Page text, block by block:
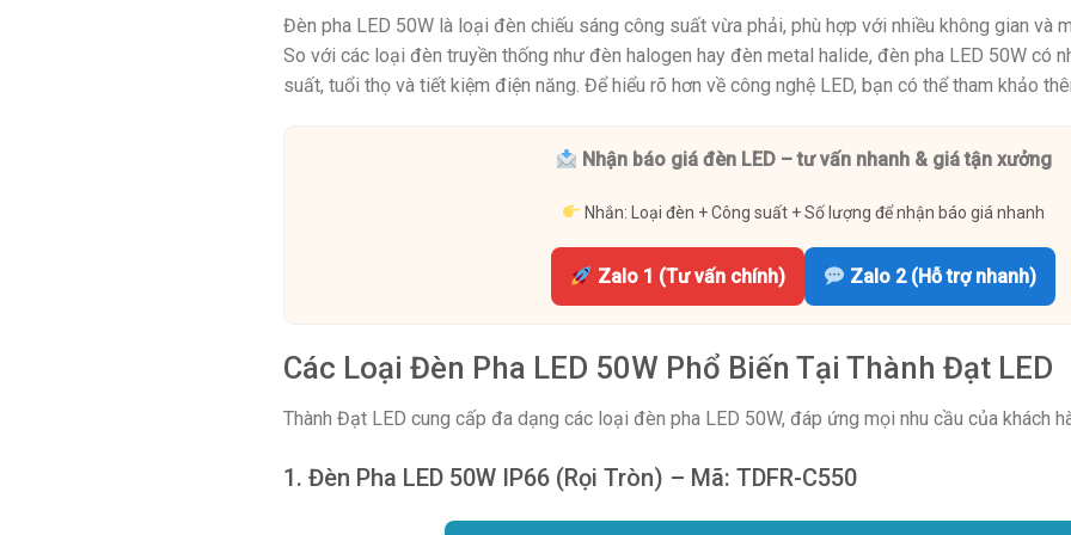
Đèn pha LED 50W là loại đèn chiếu sáng công suất vừa phải, phù hợp với nhiều không gian và
So với các loại đèn truyền thống như đèn halogen hay đèn metal halide, đèn pha LED 50W có
suất, tuổi thọ và tiết kiệm điện năng. Để hiểu rõ hơn về công nghệ LED, bạn có thể tham khảo
Nhận báo giá đèn LED – tư vấn nhanh & giá tận xưởng
Nhắn: Loại đèn + Công suất + Số lượng để nhận báo giá nhanh
Zalo 1 (Tư vấn chính) Zalo 2 (Hỗ trợ nhanh)
Các Loại Đèn Pha LED 50W Phổ Biến Tại Thành Đạt LED
Thành Đạt LED cung cấp đa dạng các loại đèn pha LED 50W, đáp ứng mọi nhu cầu của khách
1. Đèn Pha LED 50W IP66 (Rọi Tròn) – Mã: TDFR-C550